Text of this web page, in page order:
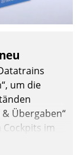
um die
Übergaben“
im